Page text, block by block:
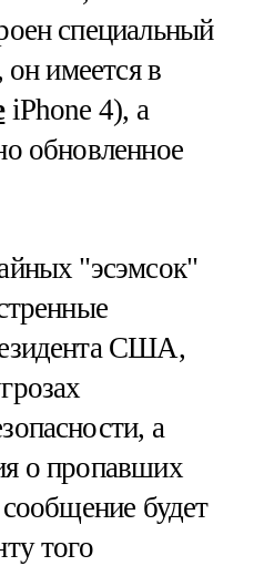
специальный
он имеется в
iPhone 4), а
обновленное
"эсэмсок"
США,
а
о пропавших
будет
того